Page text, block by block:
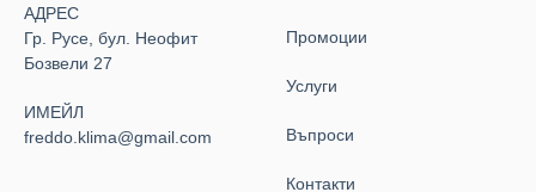
АДРЕС
Гр. Русе, бул. Неофит
Бозвели 27
ИМЕЙЛ
freddo.klima@gmail.com
Промоции
Услуги
Въпроси
Контакти